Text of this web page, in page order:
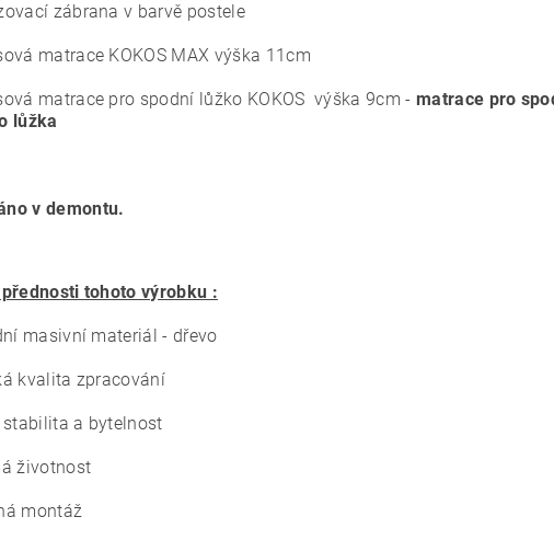
zábrana v barvě postele
matrace KOKOS MAX výška 11cm
matrace pro spodní lůžko KOKOS výška 9cm -matrace pro
lůžka
v demontu.
přednosti tohoto výrobku :
masivní materiál - dřevo
kvalita zpracování
stabilita a bytelnost
životnost
montáž